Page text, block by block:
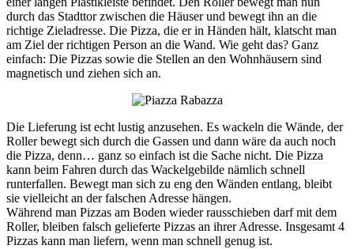
durch das Stadttor zwischen die Häuser und bewegt ihn an die
richtige Zieladresse. Die Pizza, die er in Händen hält, klatscht man
am Ziel der richtigen Person an die Wand. Wie geht das? Ganz
einfach: Die Pizzas sowie die Stellen an den Wohnhäusern sind
magnetisch und ziehen sich an.
Die Lieferung ist echt lustig anzusehen. Es wackeln die Wände, der
Roller bewegt sich durch die Gassen und dann wäre da auch noch
die Pizza, denn… ganz so einfach ist die Sache nicht. Die Pizza
kann beim Fahren durch das Wackelgebilde nämlich schnell
runterfallen. Bewegt man sich zu eng den Wänden entlang, bleibt
sie vielleicht an der falschen Adresse hängen.
Während man Pizzas am Boden wieder rausschieben darf mit dem
Roller, bleiben falsch gelieferte Pizzas an ihrer Adresse. Insgesamt 4
Pizzas kann man liefern, wenn man schnell genug ist.